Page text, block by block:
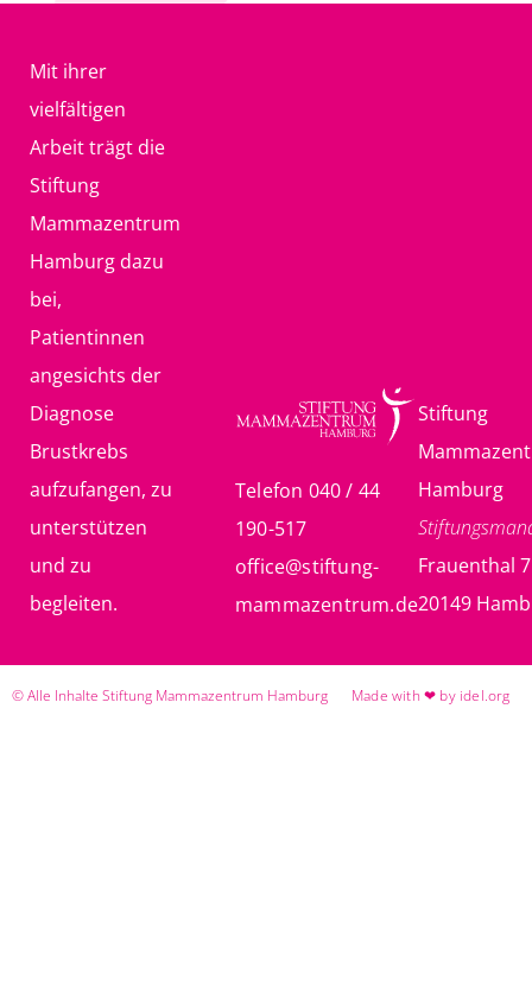
Mit ihrer
vielfältigen
Arbeit trägt die
Stiftung
Mammazentrum
Hamburg dazu
bei,
Patientinnen
angesichts der
Diagnose
Brustkrebs
aufzufangen, zu
unterstützen
und zu
begleiten.
Telefon 040 / 44
190-517
office@stiftung-
mammazentrum.de
Stiftung
Hamburg
Frauenthal 7
20149
© Alle Inhalte Stiftung Mammazentrum Hamburg Made with ❤ by idel.org